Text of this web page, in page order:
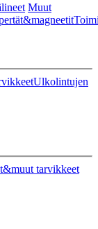
Muut
Ulkolintujen
tarvikkeet